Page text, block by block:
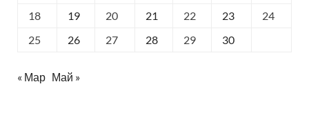
18
19 20 21 22 23
24
25
26 27 28 29 30
« Мар Май »